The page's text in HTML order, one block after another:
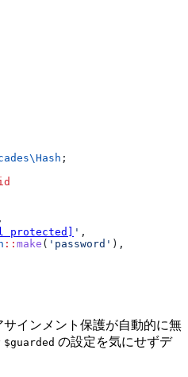
Hash ;
,
protected] ' ,
:: make ( 'password' ),
インメント保護が自動的に無
$guarded の設定を気にせずデ